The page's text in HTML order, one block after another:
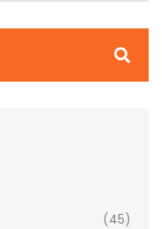
(45)